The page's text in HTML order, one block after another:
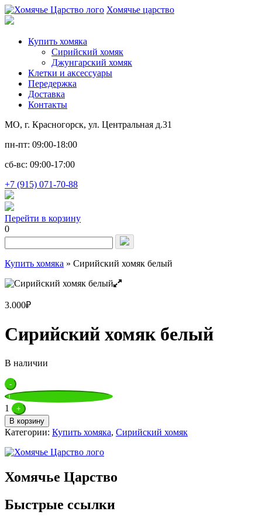
Хомячье царство
Купить хомяка
Сирийский хомяк
Джунгарский хомяк
Клетки и аксессуары
Передержка
Доставка
Контакты
МО, г. Красногорск, ул. Центральная д.31
пн-пт: 09:00-18:00
сб-вс: 09:00-17:00
+7 (915) 071-70-88
Перейти в корзину
0
Запрос
для
поиска:
Купить хомяка » Сирийский хомяк белый
3.000₽
Сирийский хомяк белый
В наличии
Quantity
-
1
+
В корзину
Категории: Купить хомяка, Сирийский хомяк
Хомячье Царство
Быстрые ссылки